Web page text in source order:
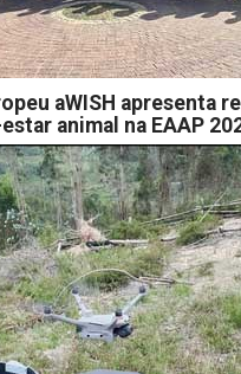
aWISH apresenta
animal na EAAP